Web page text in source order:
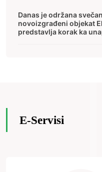
Danas je održana
novoizgrađeni objekat
predstavlja korak ka
E-Servisi